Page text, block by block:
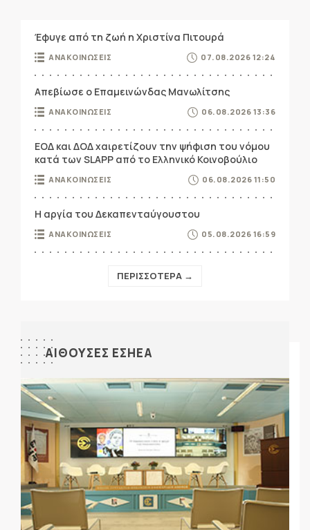
Έφυγε από τη ζωή η Χριστίνα Πιτουρά
ΑΝΑΚΟΙΝΩΣΕΙΣ 07.08.2026 12:24
Απεβίωσε ο Επαμεινώνδας Μανωλίτσης
ΑΝΑΚΟΙΝΩΣΕΙΣ 06.08.2026 13:36
ΕΟΔ και ΔΟΔ χαιρετίζουν την ψήφιση του νόμου
κατά των SLAPP από το Ελληνικό Κοινοβούλιο
ΑΝΑΚΟΙΝΩΣΕΙΣ 06.08.2026 11:50
Η αργία του Δεκαπενταύγουστου
ΑΝΑΚΟΙΝΩΣΕΙΣ 05.08.2026 16:59
ΠΕΡΙΣΣΟΤΕΡΑ →
ΑΙΘΟΥΣΕΣ ΕΣΗΕΑ